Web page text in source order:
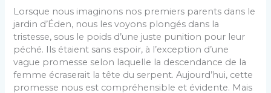
Lorsque nous imaginons nos premiers parents dans le
jardin d’Éden, nous les voyons plongés dans la
tristesse, sous le poids d’une juste punition pour leur
péché. Ils étaient sans espoir, à l’exception d’une
vague promesse selon laquelle la descendance de la
femme écraserait la tête du serpent. Aujourd’hui, cette
promesse nous est compréhensible et évidente. Mais